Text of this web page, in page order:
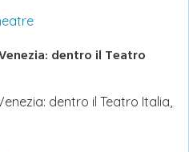
dentro il Teatro
dentro il Teatro Italia,